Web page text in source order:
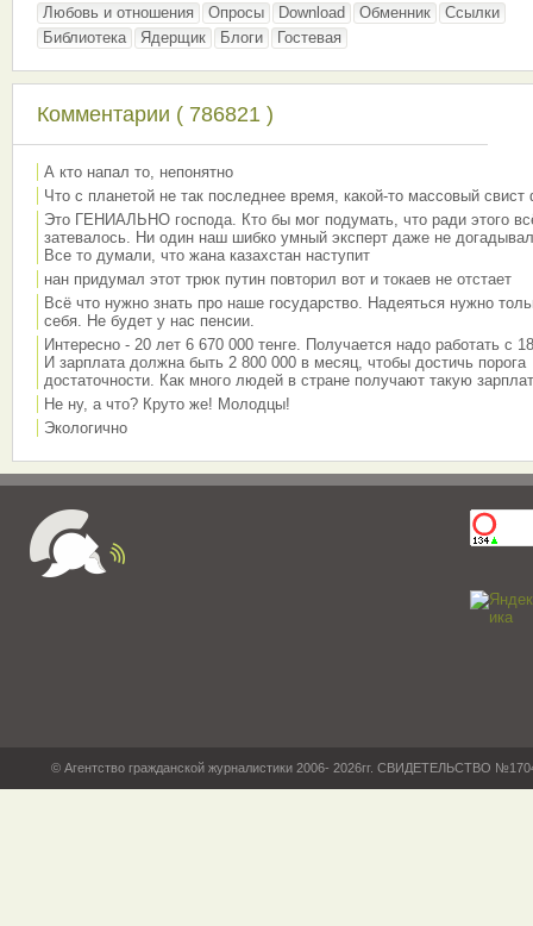
Любовь и отношения
Опросы Download Обменник
Ссылки
Библиотека
Ядерщик Блоги Гостевая
Комментарии ( 786821 )
А кто напал то, непонятно
Что с планетой не так последнее время, какой-то массовый свист
Это ГЕНИАЛЬНО господа. Кто бы мог подумать, что ради этого
затевалось. Ни один наш шибко умный эксперт даже не
Все то думали, что жана казахстан наступит
нан придумал этот трюк путин повторил вот и токаев не отстает
Всё что нужно знать про наше государство. Надеяться нужно
себя. Не будет у нас пенсии.
Интересно - 20 лет 6 670 000 тенге. Получается надо работать с
И зарплата должна быть 2 800 000 в месяц, чтобы достичь порога
достаточности. Как много людей в стране получают такую
Не ну, а что? Круто же! Молодцы!
Экологично
© Агентство гражданской журналистики 2006- 2026гг. СВИДЕТЕЛЬСТВО